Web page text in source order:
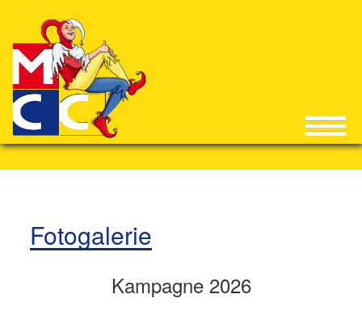
Fotogalerie
Kampagne 2026